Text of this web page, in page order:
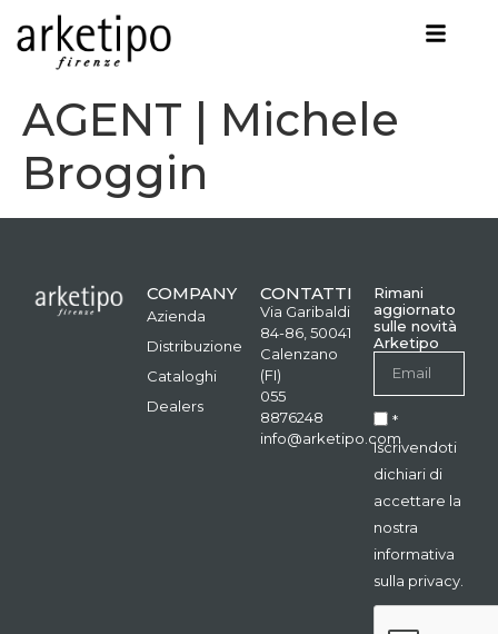
AGENT | Michele
Broggin
COMPANY
Azienda
Distribuzione
Cataloghi
Dealers
CONTATTI
Via Garibaldi
84-86, 50041
Calenzano
(FI)
055
8876248
info@arketipo.com
Rimani
aggiornato
sulle novità
Arketipo
*
Iscrivendoti
dichiari di
accettare la
nostra
informativa
sulla privacy.